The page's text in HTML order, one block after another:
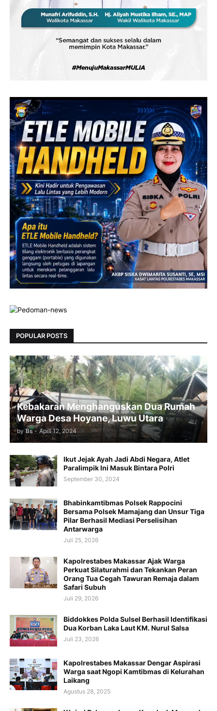
POPULAR POSTS
Kebakaran Menghanguskan Dua Rumah
Warga Desa Hoyane, Luwu Utara
by Bs - April 12, 2024
Ikut Jejak Ayah Jadi Abdi Negara, Atlet
Paralimpik Ini Masuk Bintara Polri
September 30, 2024
Bhabinkamtibmas Polsek Rappocini
Bersama Polsek Mamajang dan Unsur Tiga
Pilar Berhasil Mediasi Perselisihan
Antarwarga
Juli 25, 2026
Kapolrestabes Makassar Ajak Warga
Perkuat Silaturahmi dan Tekankan Peran
Orang Tua Cegah Tawuran Remaja dalam
Safari Subuh
Juli 29, 2026
Biddokkes Polda Sulsel Berhasil Identifikasi
Dua Korban Laka Laut KM. Nurul Salsa
Juli 23, 2026
Kapolrestabes Makassar Dengar Aspirasi
Warga saat Ngopi Kamtibmas di Kelurahan
Laikang
Agustus 28, 2025